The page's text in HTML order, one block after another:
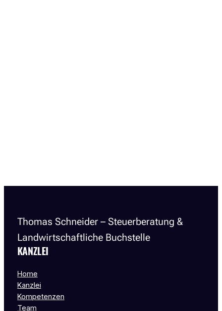
Thomas Schneider – Steuerberatung &
Landwirtschaftliche Buchstelle
KANZLEI
Home
Kanzlei
Kompetenzen
Team